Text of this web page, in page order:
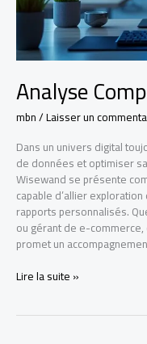
Analyse
mbn/Laisser un
Dans un univers digital
de données et optimiser
Wisewand se présente
capable d’allier
rapports personnalisés.
ou gérant de e-
promet un
Analyse
Lire la suite »